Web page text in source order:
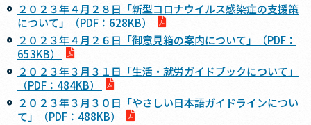
２０２３年４月２８日「新型コロナウイルス感染症の支援策
について」（PDF：628KB）
２０２３年４月２６日「御意見箱の案内について」（PDF：
653KB）
２０２３年３月３１日「生活・就労ガイドブックについて」
（PDF：484KB）
２０２３年３月３０日「やさしい日本語ガイドラインについ
て」（PDF：488KB）